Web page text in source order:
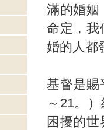
滿的婚姻
命定，我
婚的人都
基督是賜
～21。
困擾的